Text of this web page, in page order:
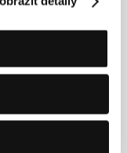
min
217